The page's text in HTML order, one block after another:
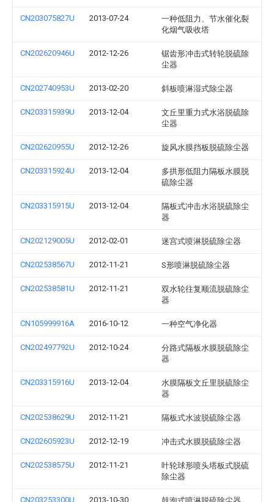
CN203075827U 2013-07-24
一种低阻力、节水催化裂
化烟气吸收塔
CN202620946U 2012-12-26
锯齿形冲击式转轮脱硫除
尘器
CN202740953U 2013-02-20 斜板喷淋湿式除尘器
CN203315939U 2013-12-04
文丘里重力式水浴脱硫除
尘器
CN202620955U 2012-12-26 旋风水膜挡板脱硫除尘器
CN203315924U 2013-12-04
多拱形低阻力隔板水膜脱
硫除尘器
CN203315915U 2013-12-04
隔板式冲击水浴脱硫除尘
器
CN202129005U 2012-02-01 迷宫式喷淋脱硫除尘器
CN202538567U 2012-11-21 S形喷淋脱硫除尘器
CN202538581U 2012-11-21
双水轮往复顺流脱硫除尘
器
CN105999916A 2016-10-12 一种空气净化器
CN202497792U 2012-10-24
分路式隔板水膜脱硫除尘
器
CN203315916U 2013-12-04
水膜隔板文丘里脱硫除尘
器
CN202538629U 2012-11-21 隔板式水波脱硫除尘器
CN202605923U 2012-12-19 冲击式水膜脱硫除尘器
CN202538575U 2012-11-21
叶轮球形喷头塔板式脱硫
除尘器
CN203253300U 2013-10-30